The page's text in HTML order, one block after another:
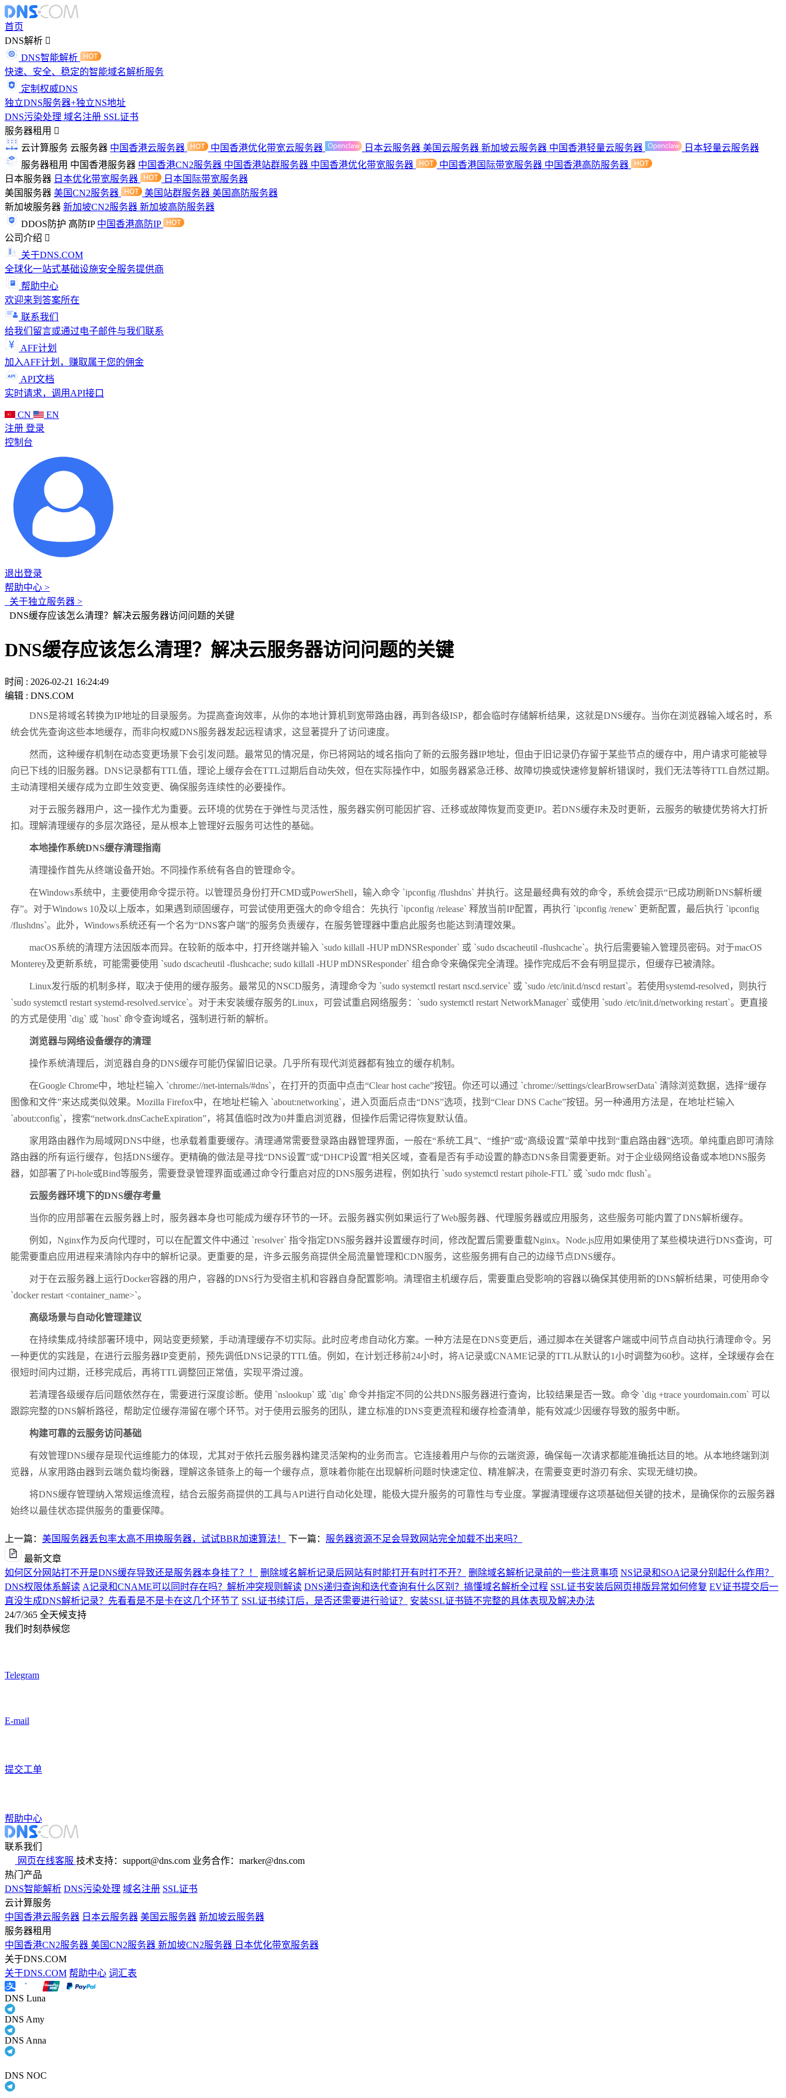
首页
DNS解析
DNS智能解析
快速、安全、稳定的智能域名解析服务
定制权威DNS
独立DNS服务器+独立NS地址
DNS污染处理 域名注册 SSL证书
服务器租用
云计算服务 云服务器 中国香港云服务器 中国香港优化带宽云服务器 日本云服务器 美国云服务器 新加坡云服务器 中国香港轻量云服务器
日本轻量云服务器
服务器租用 中国香港服务器 中国香港CN2服务器 中国香港站群服务器 中国香港优化带宽服务器 中国香港国际带宽服务器 中国香港高防服务器
日本服务器 日本优化带宽服务器
日本国际带宽服务器
美国服务器 美国CN2服务器 美国站群服务器 美国高防服务器
新加坡服务器 新加坡CN2服务器 新加坡高防服务器
DDOS防护 高防IP 中国香港高防IP
公司介绍
关于DNS.COM
全球化一站式基础设施安全服务提供商
帮助中心
欢迎来到答案所在
联系我们
给我们留言或通过电子邮件与我们联系
AFF计划
加入AFF计划，赚取属于您的佣金
API文档
实时请求，调用API接口
CN
EN
注册 登录
控制台
退出登录
帮助中心 >
关于独立服务器 >
DNS缓存应该怎么清理？解决云服务器访问问题的关键
DNS缓存应该怎么清理？解决云服务器访问问题的关键
时间 : 2026-02-21 16:24:49
编辑 : DNS.COM
DNS是将域名转换为IP地址的目录服务。为提高查询效率，从你的本地计算机到宽带路由器，再到各级ISP，都会临时存储解析结果，这就是DNS缓存。当你在浏览器输入域名时，系
统会优先查询这些本地缓存，而非向权威DNS服务器发起远程请求，这显著提升了访问速度。
然而，这种缓存机制在动态变更场景下会引发问题。最常见的情况是，你已将网站的域名指向了新的云服务器IP地址，但由于旧记录仍存留于某些节点的缓存中，用户请求可能被导
向已下线的旧服务器。 DNS记录都有TTL值，理论上缓存会在TTL过期后自动失效，但在实际操作中，如服务器紧急迁移、故障切换或快速修复解析错误时，我们无法等待TTL自然过期。
主动清理相关缓存成为立即生效变更、确保服务连续性的必要操作。
对于云服务器用户，这一操作尤为重要。云环境的优势在于弹性与灵活性，服务器实例可能因扩容、迁移或故障恢复而变更IP。若DNS缓存未及时更新，云服务的敏捷优势将大打折
扣。理解清理缓存的多层次路径，是从根本上管理好云服务可达性的基础。
本地操作系统DNS缓存清理指南
清理操作首先从终端设备开始。不同操作系统有各自的管理命令。
在Windows系统中，主要使用命令提示符。以管理员身份打开CMD或PowerShell，输入命令 `ipconfig /flushdns` 并执行。这是最经典有效的命令，系统会提示“已成功刷新DNS解析缓
存”。对于Windows 10及以上版本，如果遇到顽固缓存，可尝试使用更强大的命令组合：先执行 `ipconfig /release` 释放当前IP配置，再执行 `ipconfig /renew` 更新配置，最后执行 `ipconfig
/flushdns`。此外， Windows系统还有一个名为“DNS客户端”的服务负责缓存，在服务管理器中重启此服务也能达到清理效果。
macOS系统的清理方法因版本而异。在较新的版本中，打开终端并输入 `sudo killall -HUP mDNSResponder` 或 `sudo dscacheutil -flushcache`。执行后需要输入管理员密码。对于macOS
Monterey及更新系统，可能需要使用 `sudo dscacheutil -flushcache; sudo killall -HUP mDNSResponder` 组合命令来确保完全清理。操作完成后不会有明显提示，但缓存已被清除。
Linux发行版的机制多样，取决于使用的缓存服务。最常见的NSCD服务，清理命令为 `sudo systemctl restart nscd.service` 或 `sudo /etc/init.d/nscd restart`。若使用systemd-resolved，则执行
`sudo systemctl restart systemd-resolved.service`。对于未安装缓存服务的Linux，可尝试重启网络服务： `sudo systemctl restart NetworkManager` 或使用 `sudo /etc/init.d/networking restart`。更直接
的方式是使用 `dig` 或 `host` 命令查询域名，强制进行新的解析。
浏览器与网络设备缓存的清理
操作系统清理后，浏览器自身的DNS缓存可能仍保留旧记录。几乎所有现代浏览器都有独立的缓存机制。
在Google Chrome中，地址栏输入 `chrome://net-internals/#dns`，在打开的页面中点击“Clear host cache”按钮。你还可以通过 `chrome://settings/clearBrowserData` 清除浏览数据，选择“缓存
图像和文件”来达成类似效果。 Mozilla Firefox中，在地址栏输入 `about:networking`，进入页面后点击“DNS”选项，找到“Clear DNS Cache”按钮。另一种通用方法是，在地址栏输入
`about:config`，搜索“network.dnsCacheExpiration”，将其值临时改为0并重启浏览器，但操作后需记得恢复默认值。
家用路由器作为局域网DNS中继，也承载着重要缓存。清理通常需要登录路由器管理界面，一般在“系统工具”、“维护”或“高级设置”菜单中找到“重启路由器”选项。单纯重启即可清除
路由器的所有运行缓存，包括DNS缓存。更精确的做法是寻找“DNS设置”或“DHCP设置”相关区域，查看是否有手动设置的静态DNS条目需要更新。对于企业级网络设备或本地DNS服务
器，如部署了Pi-hole或Bind等服务，需要登录管理界面或通过命令行重启对应的DNS服务进程，例如执行 `sudo systemctl restart pihole-FTL` 或 `sudo rndc flush`。
云服务器环境下的DNS缓存考量
当你的应用部署在云服务器上时，服务器本身也可能成为缓存环节的一环。云服务器实例如果运行了Web服务器、代理服务器或应用服务，这些服务可能内置了DNS解析缓存。
例如， Nginx作为反向代理时，可以在配置文件中通过 `resolver` 指令指定DNS服务器并设置缓存时间，修改配置后需要重载Nginx。 Node.js应用如果使用了某些模块进行DNS查询，可
能需要重启应用进程来清除内存中的解析记录。更重要的是，许多云服务商提供全局流量管理和CDN服务，这些服务拥有自己的边缘节点DNS缓存。
对于在云服务器上运行Docker容器的用户，容器的DNS行为受宿主机和容器自身配置影响。清理宿主机缓存后，需要重启受影响的容器以确保其使用新的DNS解析结果，可使用命令
`docker restart <container_name>`。
高级场景与自动化管理建议
在持续集成/持续部署环境中，网站变更频繁，手动清理缓存不切实际。此时应考虑自动化方案。一种方法是在DNS变更后，通过脚本在关键客户端或中间节点自动执行清理命令。另
一种更优的实践是，在进行云服务器IP变更前，预先调低DNS记录的TTL值。例如，在计划迁移前24小时，将A记录或CNAME记录的TTL从默认的1小时调整为60秒。这样，全球缓存会在
很短时间内过期，迁移完成后，再将TTL调整回正常值，实现平滑过渡。
若清理各级缓存后问题依然存在，需要进行深度诊断。使用 `nslookup` 或 `dig` 命令并指定不同的公共DNS服务器进行查询，比较结果是否一致。命令 `dig +trace yourdomain.com` 可以
跟踪完整的DNS解析路径，帮助定位缓存滞留在哪个环节。对于使用云服务的团队，建立标准的DNS变更流程和缓存检查清单，能有效减少因缓存导致的服务中断。
构建可靠的云服务访问基础
有效管理DNS缓存是现代运维能力的体现，尤其对于依托云服务器构建灵活架构的业务而言。它连接着用户与你的云端资源，确保每一次请求都能准确抵达目的地。从本地终端到浏
览器，从家用路由器到云端负载均衡器，理解这条链条上的每一个缓存点，意味着你能在出现解析问题时快速定位、精准解决，在需要变更时游刃有余、实现无缝切换。
将DNS缓存管理纳入常规运维流程，结合云服务商提供的工具与API进行自动化处理，能极大提升服务的可靠性与专业度。掌握清理缓存这项基础但关键的技术，是确保你的云服务器
始终以最佳状态提供服务的重要保障。
上一篇： 美国服务器丢包率太高不用换服务器，试试BBR加速算法！ 下一篇： 服务器资源不足会导致网站完全加载不出来吗？
最新文章
如何区分网站打不开是DNS缓存导致还是服务器本身挂了？！
删除域名解析记录后网站有时能打开有时打不开？ 删除域名解析记录前的一些注意事项 NS记录和SOA记录分别起什么作用？
DNS权限体系解读 A记录和CNAME可以同时存在吗？解析冲突规则解读 DNS递归查询和迭代查询有什么区别？搞懂域名解析全过程 SSL证书安装后网页排版异常如何修复 EV证书提交后一
直没生成DNS解析记录？先看看是不是卡在这几个环节了 SSL证书续订后，是否还需要进行验证？
安装SSL证书链不完整的具体表现及解决办法
24/7/365 全天候支持
我们时刻恭候您
Telegram
E-mail
提交工单
帮助中心
联系我们
网页在线客服 技术支持：support@dns.com 业务合作：marker@dns.com
热门产品
DNS智能解析 DNS污染处理 域名注册 SSL证书
云计算服务
中国香港云服务器 日本云服务器 美国云服务器 新加坡云服务器
服务器租用
中国香港CN2服务器 美国CN2服务器 新加坡CN2服务器 日本优化带宽服务器
关于DNS.COM
关于DNS.COM 帮助中心 词汇表
DNS Luna
DNS Amy
DNS Anna
DNS NOC